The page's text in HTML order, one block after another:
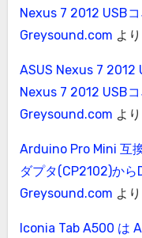
Nexus 7 2012 USBコ
Greysound.com より
ASUS Nexus 7 2012
Nexus 7 2012 USBコ
Greysound.com より
Arduino Pro Mini 互
ダプタ(CP2102)から
Greysound.com より
Iconia Tab A500 は